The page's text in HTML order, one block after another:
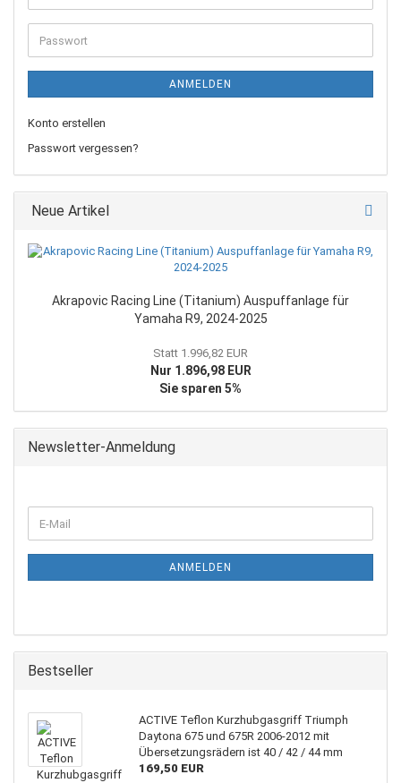
Mail-
Adresse
Passwort
ANMELDEN
Konto erstellen
Passwort vergessen?
Neue Artikel
Akrapovic Racing Line (Titanium) Auspuffanlage für
Yamaha R9, 2024-2025
Statt 1.996,82 EUR
Nur 1.896,98 EUR
Sie sparen 5%
Newsletter-Anmeldung
ZUR
E-
Mail
ANMELDEN
Bestseller
ACTIVE Teflon Kurzhubgasgriff Triumph
Daytona 675 und 675R 2006-2012 mit
Übersetzungsrädern ist 40 / 42 / 44 mm
169,50 EUR